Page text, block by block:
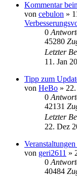
Kommentar
von cebulon »
0
45280
Letzter
11. Jan
Tipp zum
von HeBo »
0
42131
Letzter
22. Dez
von geri2611 »
0
40484